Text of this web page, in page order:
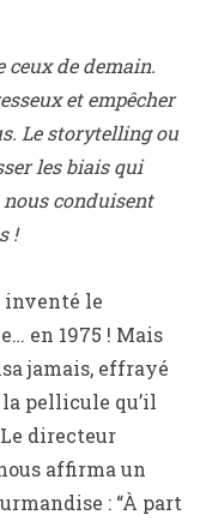
ceux de demain.
et empêcher
Le storytelling ou
les biais qui
nous conduisent
!
inventé le
en 1975 ! Mais
jamais, effrayé
pellicule qu’il
directeur
affirma un
: “À part